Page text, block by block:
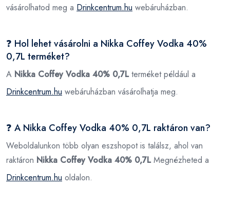
vásárolhatod meg a Drinkcentrum.hu webáruházban.
❓ Hol lehet vásárolni a Nikka Coffey Vodka 40%
0,7L terméket?
A Nikka Coffey Vodka 40% 0,7Lterméket például a
Drinkcentrum.hu webáruházban vásárolhatja meg.
❓ A Nikka Coffey Vodka 40% 0,7L raktáron van?
Weboldalunkon több olyan eszshopot is találsz, ahol van
raktáron Nikka Coffey Vodka 40% 0,7LMegnézheted a
Drinkcentrum.hu oldalon.